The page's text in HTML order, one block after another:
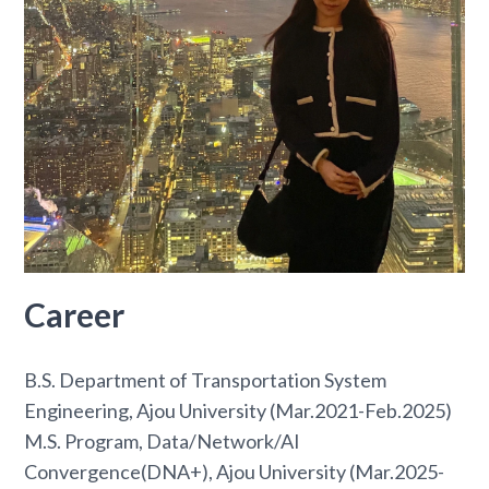
Career
B.S. Department of Transportation System
Engineering, Ajou University (Mar.2021-Feb.2025)
M.S. Program, Data/Network/AI
Convergence(DNA+), Ajou University (Mar.2025-